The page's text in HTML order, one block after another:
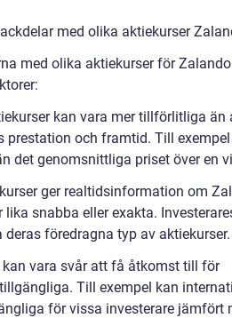
med olika aktiekurser
med olika aktiekurser för
kan vara mer tillförlitliga än
prestation och framtid. Till
det genomsnittliga priset över en
ger realtidsinformation om
snabba eller exakta.
föredragna typ av aktiekurser.
vara svår att få åtkomst till för
Till exempel kan
för vissa investerare jämfört